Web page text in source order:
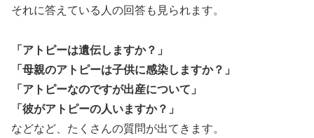
それに答えている人の回答も見られます。
「アトピーは遺伝しますか？」
「母親のアトピーは子供に感染しますか？」
「アトピーなのですが出産について」
「彼がアトピーの人いますか？」
などなど、たくさんの質問が出てきます。